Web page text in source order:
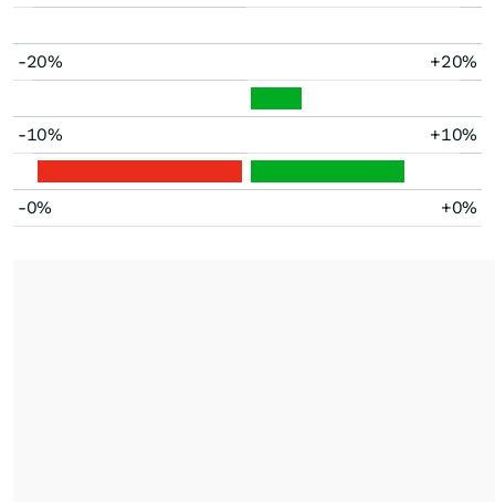
-20% +20%
-10% +10%
-0% +0%